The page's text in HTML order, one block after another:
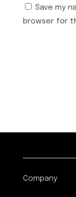
Save my
browser for
Company